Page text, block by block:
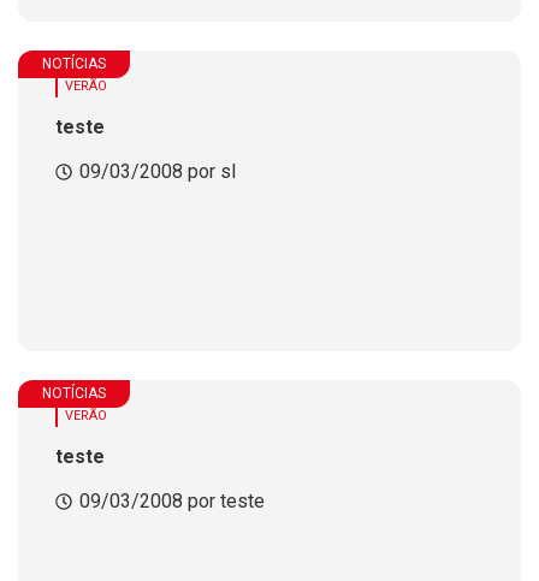
NOTÍCIAS
VERÃO
teste
09/03/2008 por sl
NOTÍCIAS
VERÃO
teste
09/03/2008 por teste